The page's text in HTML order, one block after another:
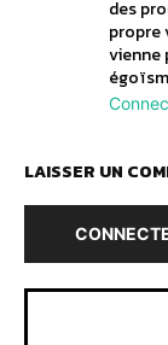
des
propre
vienne
LAISSER UN